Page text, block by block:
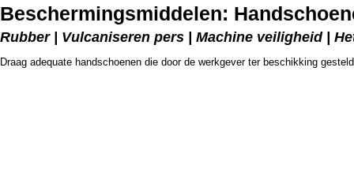
Beschermingsmiddelen:
Rubber | Vulcaniseren pers | Machine veiligheid |
Draag adequate handschoenen die door de werkgever ter beschikking